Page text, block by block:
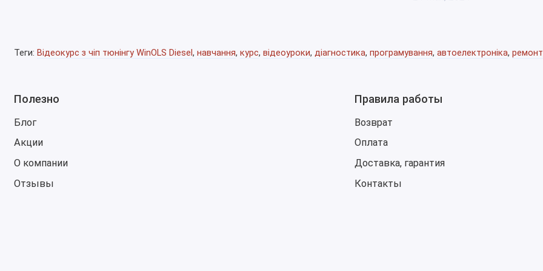
Теги: Відеокурс з чіп тюнінгу WinOLS Diesel, навчання, курс, відеоуроки, діагностика, програмування, автоелектроніка, ремонт
Полезно
Блог
Акции
О компании
Отзывы
Правила работы
Возврат
Оплата
Доставка, гарантия
Контакты